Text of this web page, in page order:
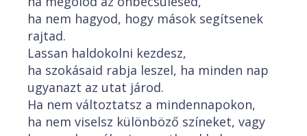
ha nem hagyod, hogy mások segítsenek
rajtad.
Lassan haldokolni kezdesz,
ha szokásaid rabja leszel, ha minden nap
ugyanazt az utat járod.
Ha nem változtatsz a mindennapokon,
ha nem viselsz különböző színeket, vagy